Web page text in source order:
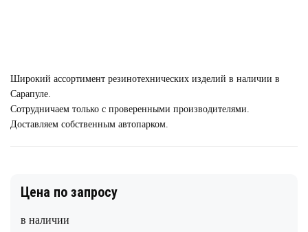
Широкий ассортимент резинотехнических изделий в наличии в
Сарапуле.
Сотрудничаем только с проверенными производителями.
Доставляем собственным автопарком.
Цена по запросу
в наличии